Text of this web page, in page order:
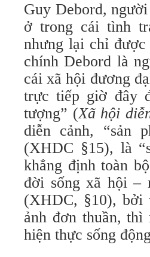
Guy Debord,
ở trong cái tình
nhưng lại chỉ
chính Debord là
cái xã hội đương
trực tiếp giờ đây
tượng” (Xã hội
diễn cảnh, “sản
(XHDC §15), là
khẳng định toàn
đời sống xã hội –
(XHDC, §10), bởi
ảnh đơn thuần,
hiện thực sống